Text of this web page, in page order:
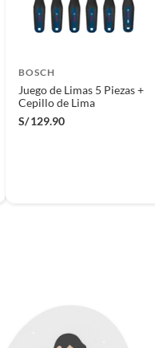
BOSCH
Juego de Limas 5 Piezas +
Cepillo de Lima
S/129.90